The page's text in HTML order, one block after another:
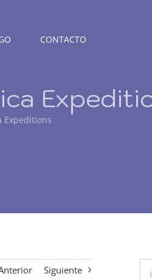
CONTACTO
Expeditions
Siguiente